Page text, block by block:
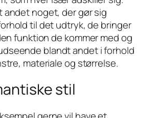
andet noget, der gør sig
til det udtryk, de bringer
funktion de kommer med og
blandt andet i forhold
materiale og størrelse.
stil